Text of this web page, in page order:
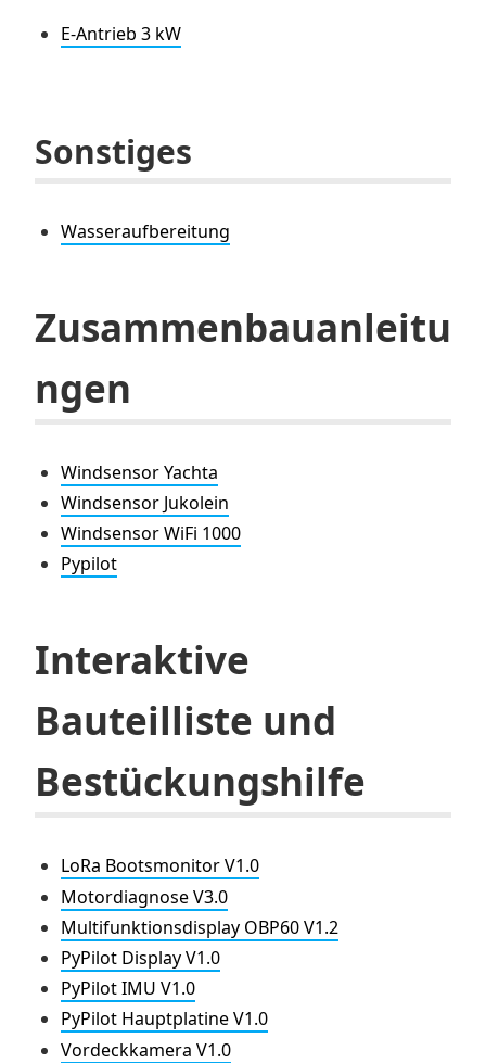
E-Antrieb 3 kW
Sonstiges
Wasseraufbereitung
Zusammenbauanleitu
ngen
Windsensor Yachta
Windsensor Jukolein
Windsensor WiFi 1000
Pypilot
Interaktive
Bauteilliste und
Bestückungshilfe
LoRa Bootsmonitor V1.0
Motordiagnose V3.0
Multifunktionsdisplay OBP60 V1.2
PyPilot Display V1.0
PyPilot IMU V1.0
PyPilot Hauptplatine V1.0
Vordeckkamera V1.0